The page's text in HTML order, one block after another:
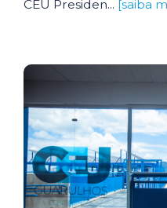
CEU Presiden... [saiba